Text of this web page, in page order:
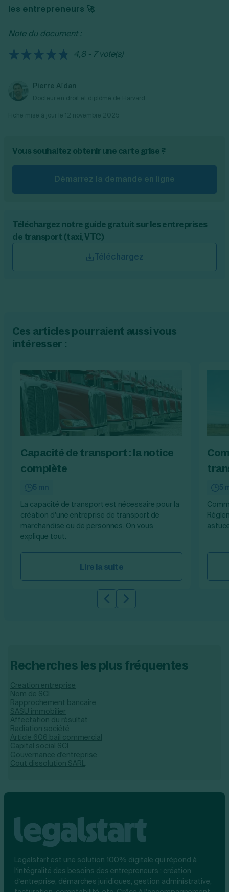
directement sur le site de l'ANTS.
les entrepreneurs 🚀
Note du document :
4,8 - 7 vote(s)
Pierre Aïdan
Vous souhaitez obtenir une carte grise ?
Démarrez la demande en ligne
Téléchargez notre guide gratuit sur les entreprises
de transport (taxi, VTC)
Téléchargez
Ces articles pourraient aussi vous
intéresser :
Capacité de transport : la notice
complète
5 mn
La capacité de transport est nécessaire pour la
création d’une entreprise de transport de
marchandise ou de personnes. On vous
explique tout.
Lire la suite
5
Slide précédente
Slide suivante
Recherches les plus fréquentes
Creation entreprise
Nom de SCI
Rapprochement bancaire
SASU immobilier
Affectation du résultat
Radiation société
Article 606 bail commercial
Capital social SCI
Gouvernance d'entreprise
Cout dissolution SARL
Legalstart est une solution 100% digitale qui répond à
l’intégralité des besoins des entrepreneurs : création
d’entreprise, démarches juridiques, gestion administrative,